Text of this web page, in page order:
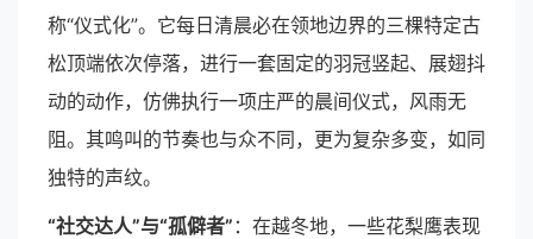
称“仪式化”。它每日清晨必在领地边界的三棵特定古
松顶端依次停落，进行一套固定的羽冠竖起、展翅抖
动的动作，仿佛执行一项庄严的晨间仪式，风雨无
阻。其鸣叫的节奏也与众不同，更为复杂多变，如同
独特的声纹。
“社交达人”与“孤僻者” ：在越冬地，一些花梨鹰表现